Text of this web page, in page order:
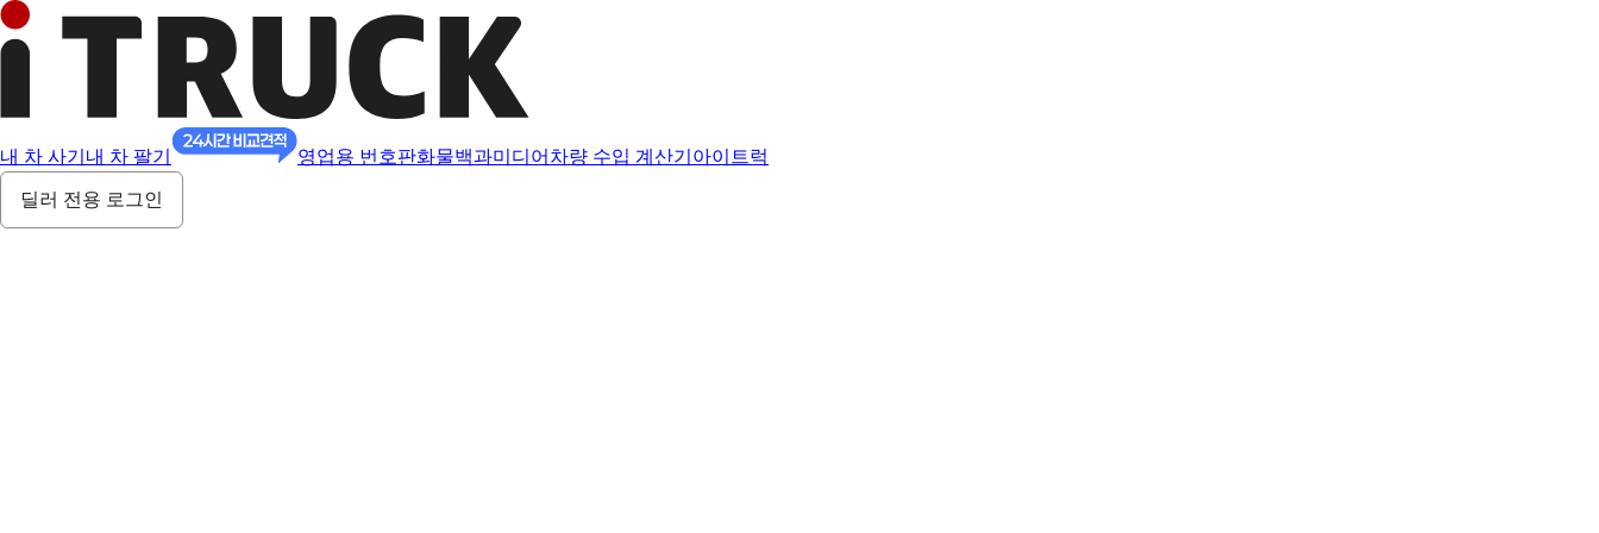
내 차 사기 내 차 팔기 영업용 번호판화물백과미디어 차량 수입 계산기 아이트럭
딜러 전용 로그인